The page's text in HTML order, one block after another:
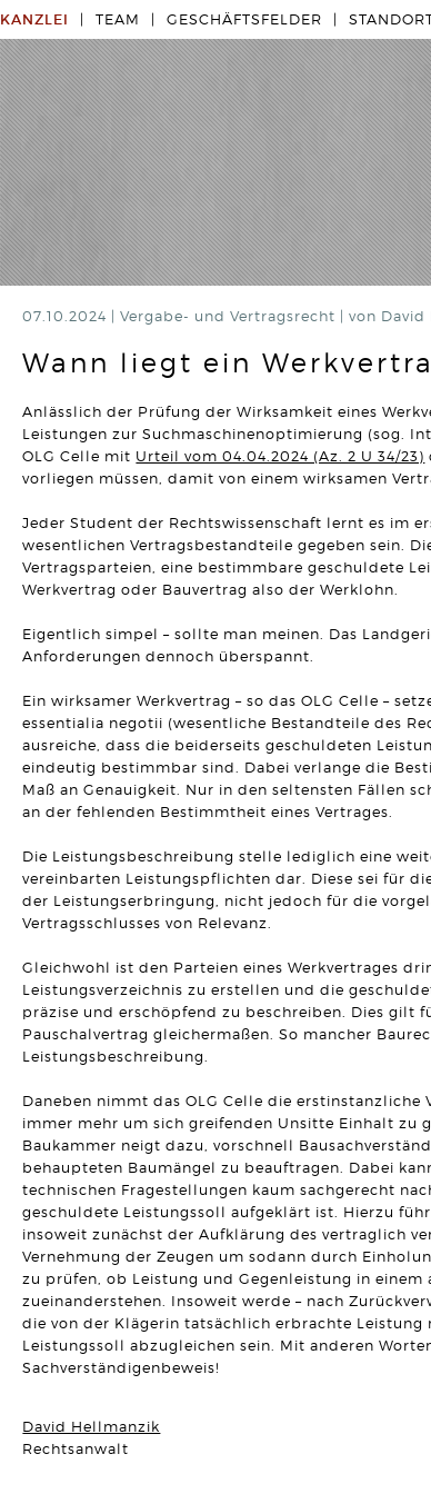
07.10.2024 |Vergabe- und Vertragsrecht |von
Wann liegt ein
Anlässlich der Prüfung der Wirksamkeit eines
Leistungen zur Suchmaschinenoptimierung (sog.
OLG Celle mit Urteil vom 04.04.2024 (Az. 2 U 34/23)
vorliegen müssen, damit von einem wirksamen
Jeder Student der Rechtswissenschaft lernt es im
wesentlichen Vertragsbestandteile gegeben sein.
Vertragsparteien, eine bestimmbare geschuldete
Werkvertrag oder Bauvertrag also der Werklohn.
Eigentlich simpel – sollte man meinen. Das
Anforderungen dennoch überspannt.
Ein wirksamer Werkvertrag – so das OLG Celle –
essentialia negotii (wesentliche Bestandteile des
ausreiche, dass die beiderseits geschuldeten
eindeutig bestimmbar sind. Dabei verlange die
Maß an Genauigkeit. Nur in den seltensten Fällen
an der fehlenden Bestimmtheit eines Vertrages.
Die Leistungsbeschreibung stelle lediglich eine
vereinbarten Leistungspflichten dar. Diese sei für
der Leistungserbringung, nicht jedoch für die
Vertragsschlusses von Relevanz.
Gleichwohl ist den Parteien eines Werkvertrages
Leistungsverzeichnis zu erstellen und die
präzise und erschöpfend zu beschreiben. Dies gilt
Pauschalvertrag gleichermaßen. So mancher
Leistungsbeschreibung.
Daneben nimmt das OLG Celle die erstinstanzliche
immer mehr um sich greifenden Unsitte Einhalt zu
Baukammer neigt dazu, vorschnell
behaupteten Baumängel zu beauftragen. Dabei
technischen Fragestellungen kaum sachgerecht
geschuldete Leistungssoll aufgeklärt ist. Hierzu
insoweit zunächst der Aufklärung des vertraglich
Vernehmung der Zeugen um sodann durch
zu prüfen, ob Leistung und Gegenleistung in einem
zueinanderstehen. Insoweit werde – nach
die von der Klägerin tatsächlich erbrachte
Leistungssoll abzugleichen sein. Mit anderen
Sachverständigenbeweis!
David Hellmanzik
Rechtsanwalt
KANZLEI TEAM GESCHÄFTSFELDER